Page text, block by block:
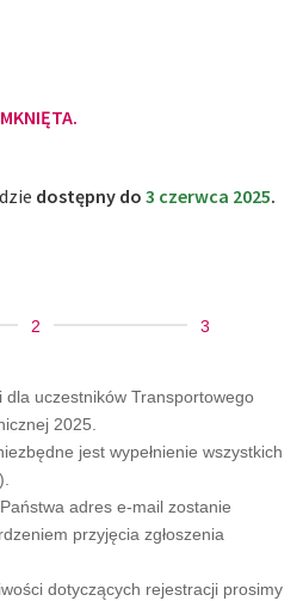
dostępny do 3 czerwca 2025.
uczestników Transportowego
2025.
jest wypełnienie wszystkich
adres e-mail zostanie
przyjęcia zgłoszenia
dotyczących rejestracji prosimy